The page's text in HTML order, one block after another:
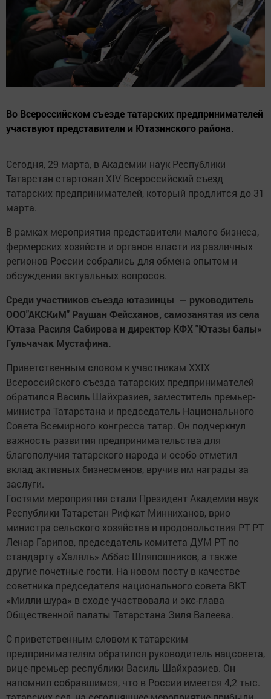
Во Всероссийском съезде татарских предпринимателей
участвуют представители и Ютазинского района.
Сегодня, 29 марта, в Академии наук Республики
Татарстан стартовал XIV Всероссийский съезд
татарских предпринимателей, который продлится до 31
марта.
В рамках мероприятия представители малого бизнеса,
фермерских хозяйств и органов власти из различных
регионов России собрались для обмена опытом и
обсуждения актуальных вопросов.
Среди участников съезда ютазинцы — руководитель
ООО"АКСКиМ" Раушан Фейсханов, самозанятая из села
Ютаза Расиля Сабирова и директор КФХ "Ютазы балы»
Гульчачак Мустафина.
Приветственным словом к участникам XXIX
Всероссийского съезда татарских предпринимателей
обратился Василь Шайхразиев, заместитель премьер-
министра Татарстана и председатель Национального
Совета Всемирного конгресса татар. Он подчеркнул
важность развития предпринимательства для
благополучия татарского народа и особо отметил
вклад активных бизнесменов, вручив им награды за
заслуги.
Гостями мероприятия стали Президент Академии наук
Республики Татарстан Рифкат Минниханов, врио
министра сельского хозяйства и продовольствия РТ РТ
Ленар Гарипов, председатель комитета ДУМ РТ по
стандарту «Халяль» Аббас Шляпошников, а также
другие почетные гости. На новом посту в качестве
советника председателя национального совета ВКТ
«Милли шура» в сходе участвовала и экс-глава
Общественной палаты Татарстана Зиля Валеева.
С приветственным словом к татарским
предпринимателям обратился руководитель нацсовета,
вице-премьер республики Василь Шайхразиев. Он
напомнил собравшимся, что в России имеется 4,2 тыс.